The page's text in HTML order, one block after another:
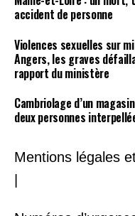
accident de personne
Violences sexuelles sur
Angers, les graves
rapport du ministère
Cambriolage d’un
deux personnes
Mentions légales